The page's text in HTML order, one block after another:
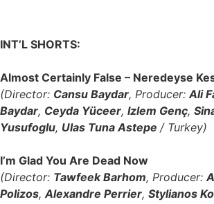
INT’L SHORTS:
Almost Certainly False – Neredeyse
(Director: Cansu Baydar, Producer: Ali
Baydar, Ceyda Yüceer, Izlem Genç,
Yusufoglu, Ulas Tuna Astepe / Turkey)
I’m Glad You Are Dead Now
(Director: Tawfeek Barhom, Producer:
Polizos, Alexandre Perrier, Stylianos